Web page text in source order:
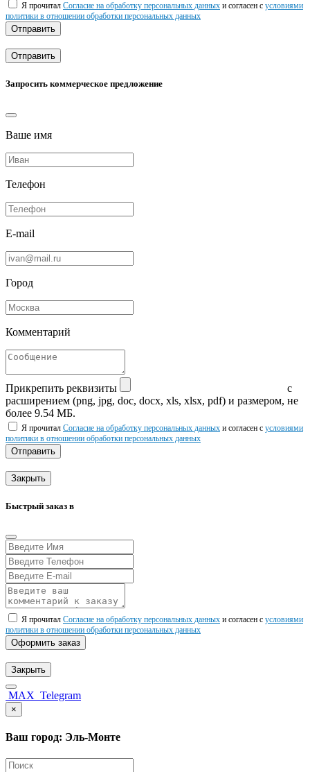
Я прочитал Согласие на обработку персональных данных и согласен с условиями
политики в отношении обработки персональных данных
Отправить
Отправить
Запросить коммерческое предложение
Ваше имя
Телефон
E-mail
Город
Комментарий
Прикрепить реквизиты
с
расширением (png, jpg, doc, docx, xls, xlsx, pdf) и размером, не
более 9.54 МБ.
Я прочитал Согласие на обработку персональных данных и согласен с условиями
политики в отношении обработки персональных данных
Отправить
Закрыть
Быстрый заказ в
Я прочитал Согласие на обработку персональных данных и согласен с условиями
политики в отношении обработки персональных данных
Оформить заказ
Закрыть
MAX Telegram
×
Ваш город: Эль-Монте